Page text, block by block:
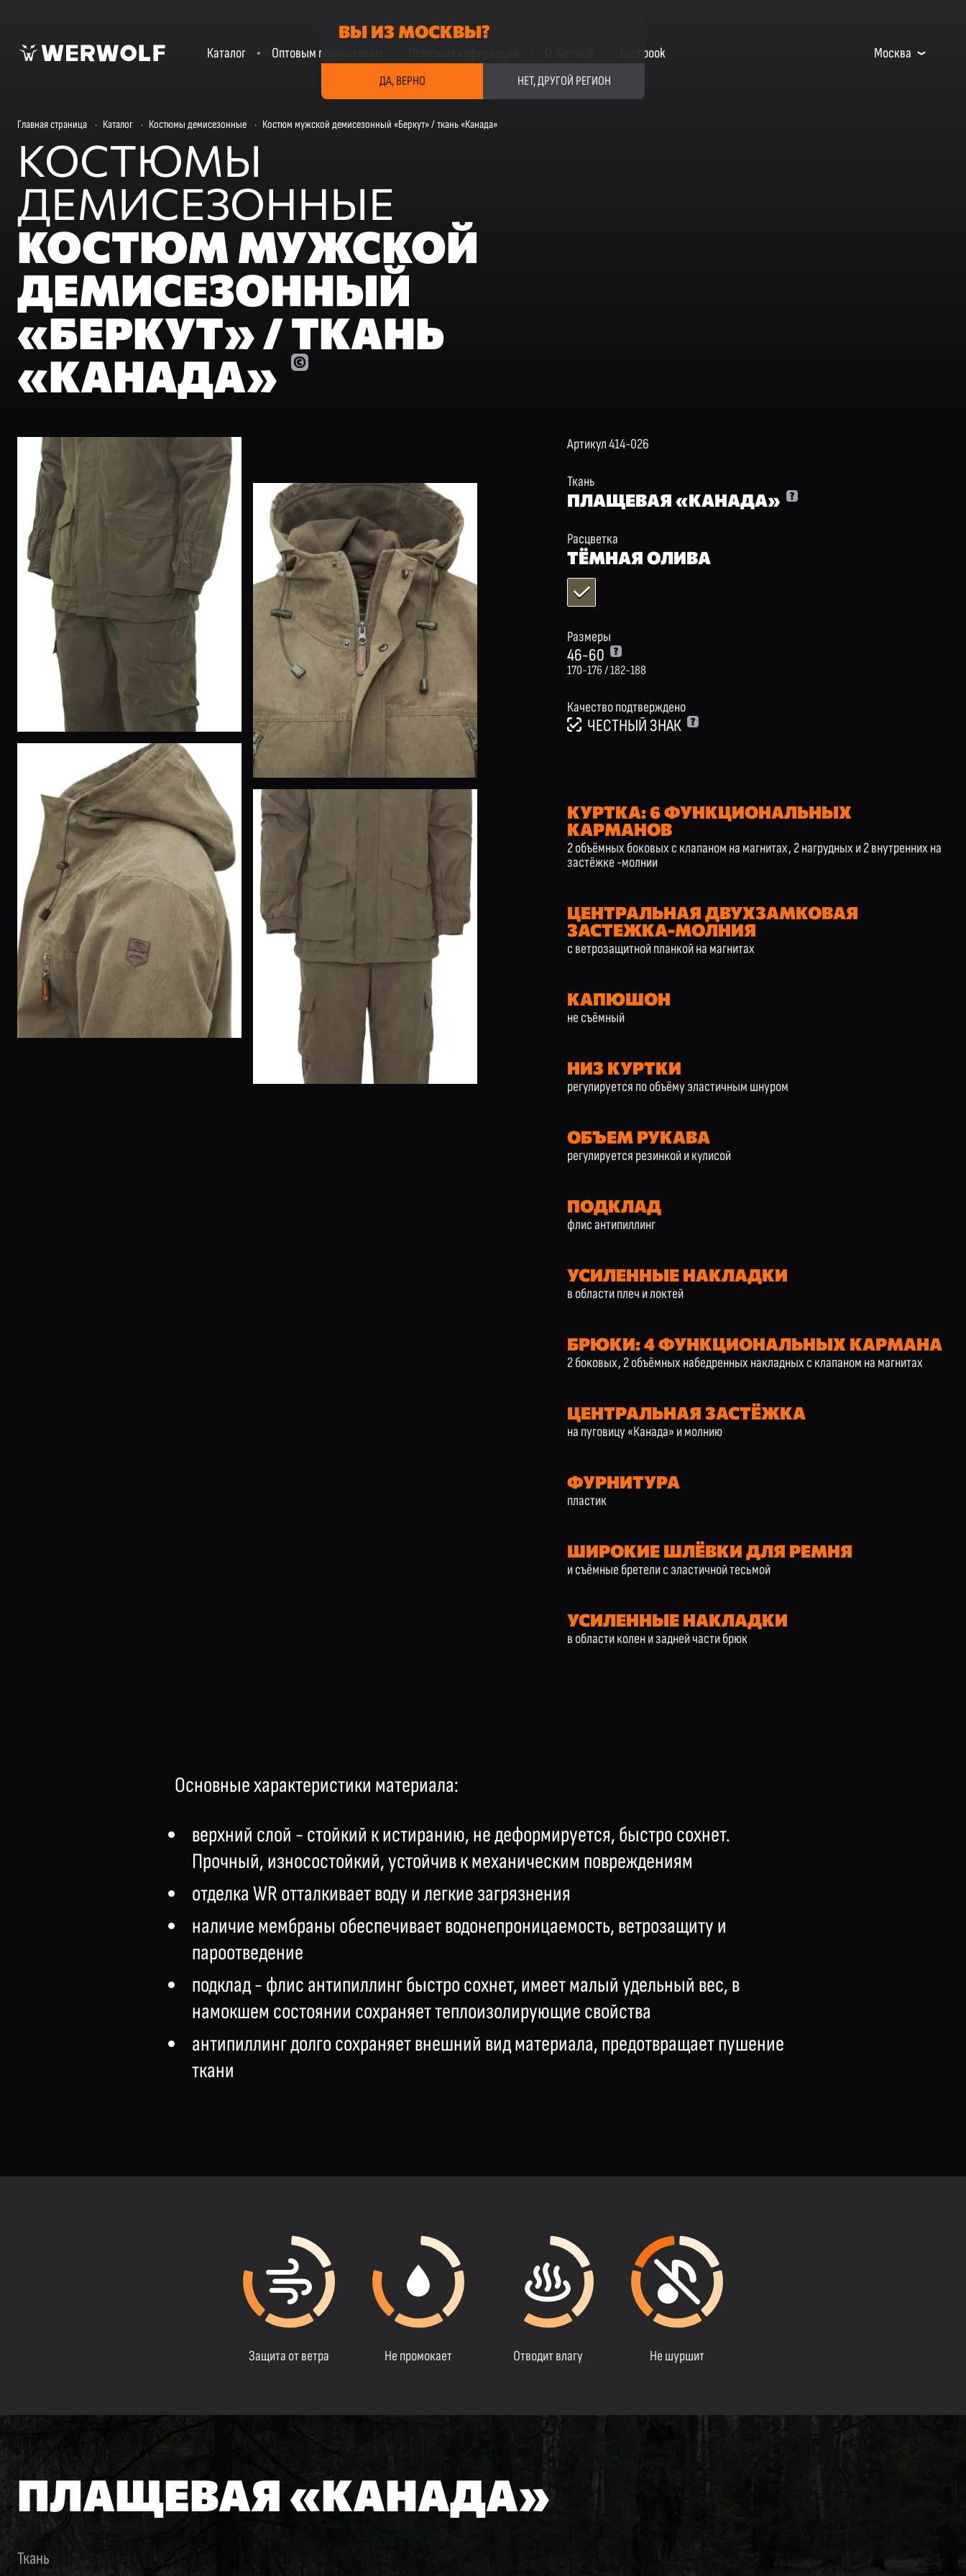
Каталог Оптовым покупателям Lookbook Москва
Главная страница · Каталог · Костюмы демисезонные · Костюм мужской демисезонный «Беркут» / ткань «Канада»
КОСТЮМЫ
ДЕМИСЕЗОННЫЕ
КОСТЮМ МУЖСКОЙ
ДЕМИСЕЗОННЫЙ
«БЕРКУТ» / ТКАНЬ
«КАНАДА»
Артикул 414-026
Ткань
ПЛАЩЕВАЯ «КАНАДА»
Расцветка
ТЁМНАЯ ОЛИВА
Размеры
46-60
170-176 / 182-188
Качество подтверждено
ЧЕСТНЫЙ ЗНАК
КУРТКА: 6 ФУНКЦИОНАЛЬНЫХ
КАРМАНОВ
2 объёмных боковых с клапаном на магнитах, 2 нагрудных и 2 внутренних на
застёжке -молнии
ЦЕНТРАЛЬНАЯ ДВУХЗАМКОВАЯ
ЗАСТЕЖКА-МОЛНИЯ
с ветрозащитной планкой на магнитах
КАПЮШОН
не съёмный
НИЗ КУРТКИ
регулируется по объёму эластичным шнуром
ОБЪЕМ РУКАВА
регулируется резинкой и кулисой
ПОДКЛАД
флис антипиллинг
УСИЛЕННЫЕ НАКЛАДКИ
в области плеч и локтей
БРЮКИ: 4 ФУНКЦИОНАЛЬНЫХ КАРМАНА
2 боковых, 2 объёмных набедренных накладных с клапаном на магнитах
ЦЕНТРАЛЬНАЯ ЗАСТЁЖКА
на пуговицу «Канада» и молнию
ФУРНИТУРА
пластик
ШИРОКИЕ ШЛЁВКИ ДЛЯ РЕМНЯ
и съёмные бретели с эластичной тесьмой
УСИЛЕННЫЕ НАКЛАДКИ
в области колен и задней части брюк
Основные характеристики материала:
верхний слой - стойкий к истиранию, не деформируется, быстро сохнет.
Прочный, износостойкий, устойчив к механическим повреждениям
отделка WR отталкивает воду и легкие загрязнения
наличие мембраны обеспечивает водонепроницаемость, ветрозащиту и
пароотведение
подклад - флис антипиллинг быстро сохнет, имеет малый удельный вес, в
намокшем состоянии сохраняет теплоизолирующие свойства
антипиллинг долго сохраняет внешний вид материала, предотвращает пушение
ткани
Защита от ветра Не промокает Отводит влагу Не шуршит
ПЛАЩЕВАЯ «КАНАДА»
Ткань
ВЫ ИЗ МОСКВЫ?
ДА, ВЕРНО НЕТ, ДРУГОЙ РЕГИОН